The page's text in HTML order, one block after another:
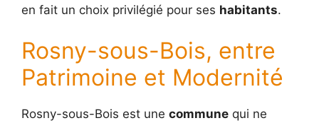
en fait un choix privilégié pour ses habitants.
Rosny-sous-Bois, entre
Patrimoine et Modernité
Rosny-sous-Bois est une commune qui ne